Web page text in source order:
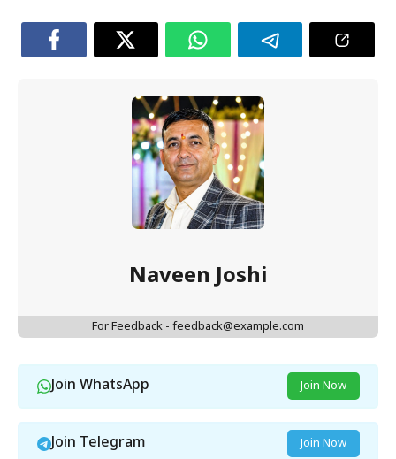
Naveen Joshi
For Feedback - feedback@example.com
Join WhatsApp Join Now
Join Telegram Join Now